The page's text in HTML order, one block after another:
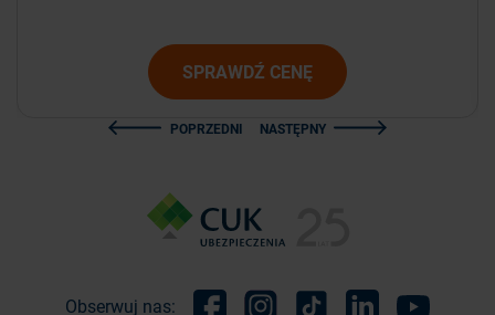
SPRAWDŹ CENĘ
POPRZEDNI NASTĘPNY
Obserwuj nas: